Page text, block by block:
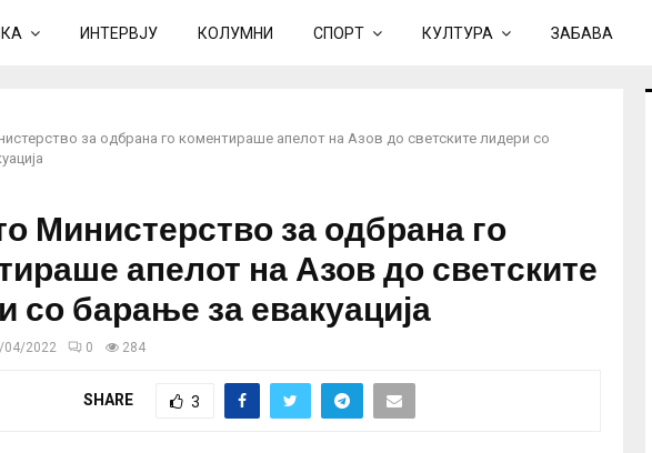
ИНТЕРВЈУ КОЛУМНИ СПОРТ КУЛТУРА ЗАБАВА
за одбрана го коментираше апелот на Азов до светските лидери со
Министерство за одбрана го
апелот на Азов до светските
со барање за евакуација
04/2022 0 284
SHARE 3